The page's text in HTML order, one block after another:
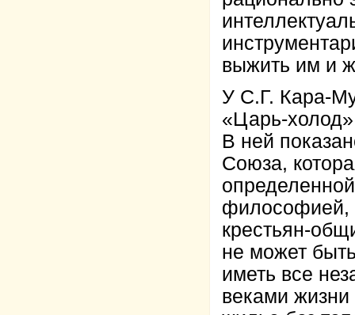
выжить им и
У С.Г. Кара-
«Царь-
В ней
Союза,
философией,
крестьян-
не может
иметь все
веками жизни